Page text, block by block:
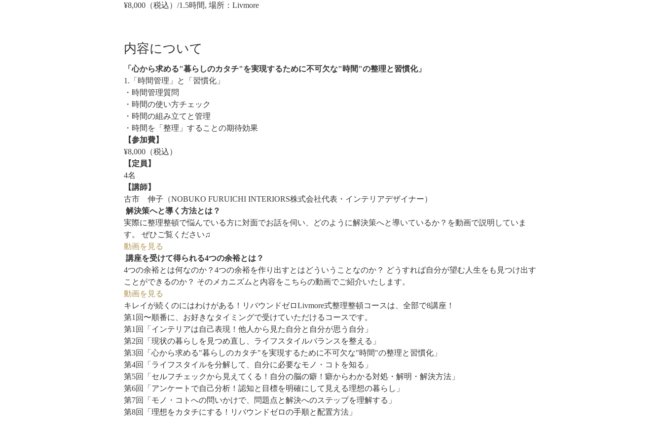
¥8,000（税込）/1.5時間, 場所：Livmore
内容について
「心から求める"暮らしのカタチ"を実現するために不可欠な"時間"の整理と習慣化」
1.「時間管理」と「習慣化」
・時間管理質問
・時間の使い方チェック
・時間の組み立てと管理
・時間を「整理」することの期待効果
【参加費】
¥8,000（税込）
【定員】
4名
【講師】
古市　伸子（NOBUKO FURUICHI INTERIORS株式会社代表・インテリアデザイナー）
解決策へと導く方法とは？
実際に整理整頓で悩んでいる方に対面でお話を伺い、どのように解決策へと導いているか？を動画で説明していま
す。 ぜひご覧ください♫
動画を見る
講座を受けて得られる4つの余裕とは？
4つの余裕とは何なのか？4つの余裕を作り出すとはどういうことなのか？ どうすれば自分が望む人生をも見つけ出す
ことができるのか？ そのメカニズムと内容をこちらの動画でご紹介いたします。
動画を見る
キレイが続くのにはわけがある！リバウンドゼロLivmore式整理整頓コースは、全部で8講座！
第1回〜順番に、お好きなタイミングで受けていただけるコースです。
第1回「インテリアは自己表現！他人から見た自分と自分が思う自分」
第2回「現状の暮らしを見つめ直し、ライフスタイルバランスを整える」
第3回「心から求める"暮らしのカタチ"を実現するために不可欠な"時間"の整理と習慣化」
第4回「ライフスタイルを分解して、自分に必要なモノ・コトを知る」
第5回「セルフチェックから見えてくる！自分の脳の癖！癖からわかる対処・解明・解決方法」
第6回「アンケートで自己分析！認知と目標を明確にして見える理想の暮らし」
第7回「モノ・コトへの問いかけで、問題点と解決へのステップを理解する」
第8回「理想をカタチにする！リバウンドゼロの手順と配置方法」